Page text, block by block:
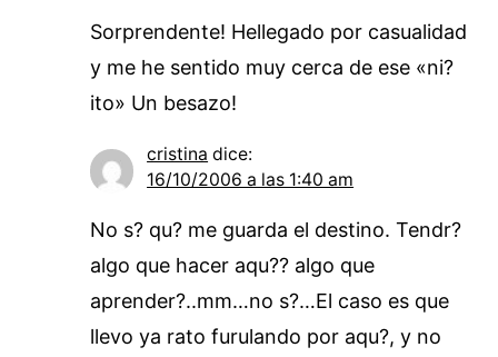
Sorprendente! Hellegado por casualidad
y me he sentido muy cerca de ese «ni?
ito» Un besazo!
cristina dice:
16/10/2006 a las 1:40 am
No s? qu? me guarda el destino. Tendr?
algo que hacer aqu?? algo que
aprender?..mm…no s?…El caso es que
llevo ya rato furulando por aqu?, y no